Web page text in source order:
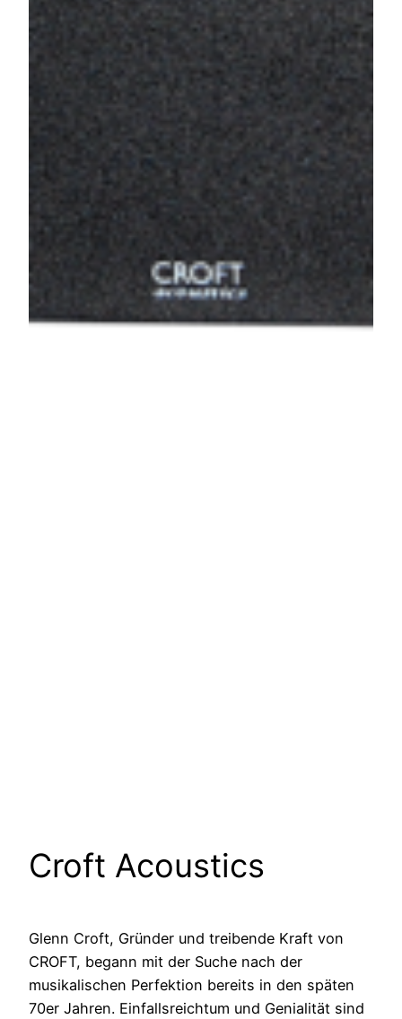
Croft Acoustics
Glenn Croft, Gründer und treibende Kraft von
CROFT, begann mit der Suche nach der
musikalischen Perfektion bereits in den späten
70er Jahren. Einfallsreichtum und Genialität sind